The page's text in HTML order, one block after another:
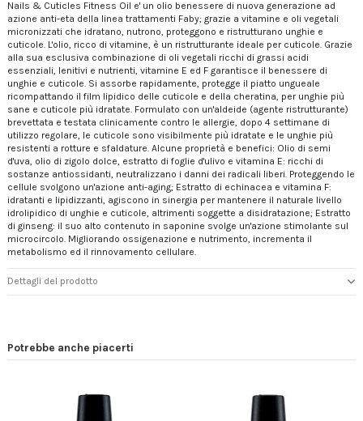
Nails & Cuticles Fitness Oil e' un olio benessere di nuova generazione ad
azione anti-eta della linea trattamenti Faby; grazie a vitamine e oli vegetali
micronizzati che idratano, nutrono, proteggono e ristrutturano unghie e
cuticole. L'olio, ricco di vitamine, è un ristrutturante ideale per cuticole. Grazie
alla sua esclusiva combinazione di oli vegetali ricchi di grassi acidi
essenziali, lenitivi e nutrienti, vitamine E ed F garantisce il benessere di
unghie e cuticole. Si assorbe rapidamente, protegge il piatto ungueale
ricompattando il film lipidico delle cuticole e della cheratina, per unghie più
sane e cuticole più idratate. Formulato con un'aldeide (agente ristrutturante)
brevettata e testata clinicamente contro le allergie, dopo 4 settimane di
utilizzo regolare, le cuticole sono visibilmente più idratate e le unghie più
resistenti a rotture e sfaldature. Alcune proprietà e benefici: Olio di semi
d'uva, olio di zigolo dolce, estratto di foglie d'ulivo e vitamina E: ricchi di
sostanze antiossidanti, neutralizzano i danni dei radicali liberi. Proteggendo le
cellule svolgono un'azione anti-aging; Estratto di echinacea e vitamina F:
idratanti e lipidizzanti, agiscono in sinergia per mantenere il naturale livello
idrolipidico di unghie e cuticole, altrimenti soggette a disidratazione; Estratto
di ginseng: il suo alto contenuto in saponine svolge un'azione stimolante sul
microcircolo. Migliorando ossigenazione e nutrimento, incrementa il
metabolismo ed il rinnovamento cellulare.
Dettagli del prodotto
Potrebbe anche piacerti